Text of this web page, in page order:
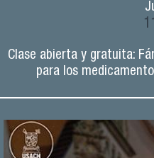
Clase abierta y gratuita:
para los